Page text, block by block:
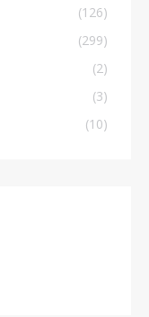
(126)
(299)
(2)
(3)
(10)